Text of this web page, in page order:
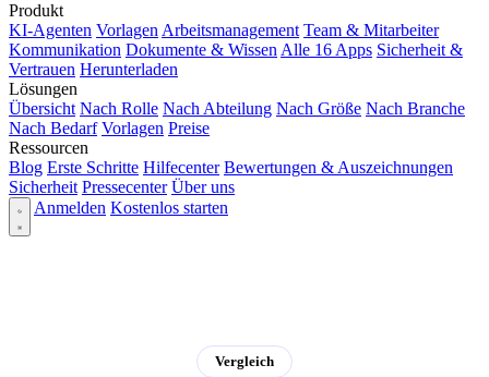
Produkt
KI-Agenten Vorlagen Arbeitsmanagement Team & Mitarbeiter
Kommunikation Dokumente & Wissen Alle 16 Apps Sicherheit &
Vertrauen Herunterladen
Lösungen
Übersicht Nach Rolle Nach Abteilung Nach Größe Nach Branche
Nach Bedarf Vorlagen Preise
Ressourcen
Blog Erste Schritte Hilfecenter Bewertungen & Auszeichnungen
Sicherheit Pressecenter Über uns
Anmelden Kostenlos starten
Vergleich